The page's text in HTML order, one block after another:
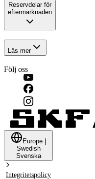
Reservdelar för
eftermarknaden
Läs mer
Följ oss
Europe
Swedish
Svenska
Integritetspolicy